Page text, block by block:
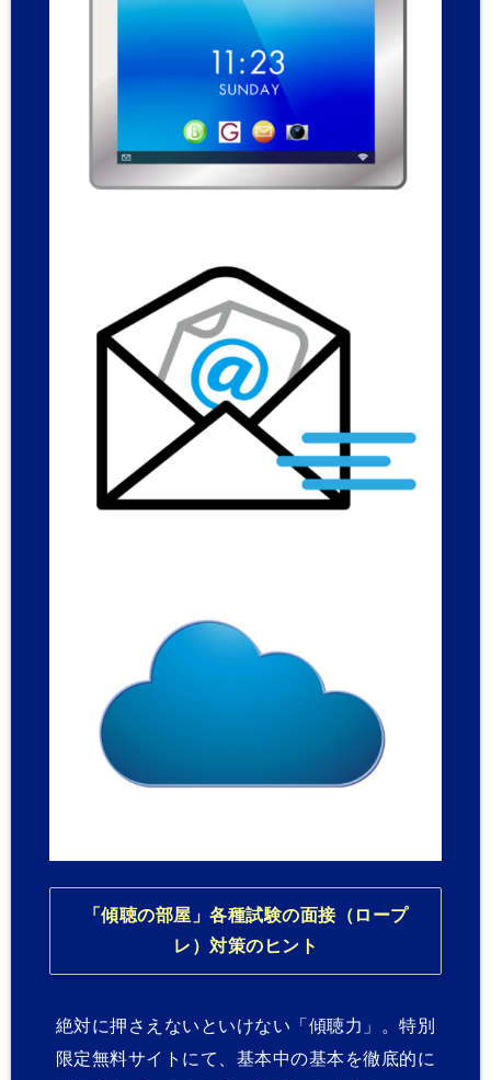
「傾聴の部屋」各種試験の面接（ロープ
レ）対策のヒント
絶対に押さえないといけない「傾聴力」。特別
限定無料サイトにて、基本中の基本を徹底的に